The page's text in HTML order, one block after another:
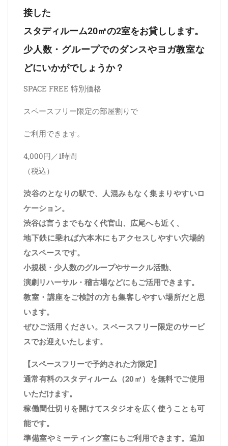
接した
スタディルーム20㎡の2室をお貸しします。
少人数・グループでのダンスやヨガ教室な
どにいかがでしょうか？
SPACE FREE 特別価格
スペースフリー限定の部屋割りで
ご利用できます。
4,000円／1時間
（税込）
渋谷のとなりの駅で、人混みもなく集まりやすいロ
ケーション。
渋谷は言うまでもなく代官山、広尾へも近く、
地下鉄に乗れば六本木にもアクセスしやすい穴場的
なスペースです。
小規模・少人数のグループやサークル活動、
演劇リハーサル・稽古場などにもご活用できます。
教室・講座をご検討の方も集客しやすい場所だと思
います。
ぜひご活用ください。スペースフリー限定のサービ
スでお迎えいたします。
【スペースフリーで予約された方限定】
通常有料のスタディルーム（20㎡）を無料でご使用
いただけます。
稼働間仕切りを開けてスタジオを広く使うことも可
能です。
準備室やミーティング室にもご利用できます。追加